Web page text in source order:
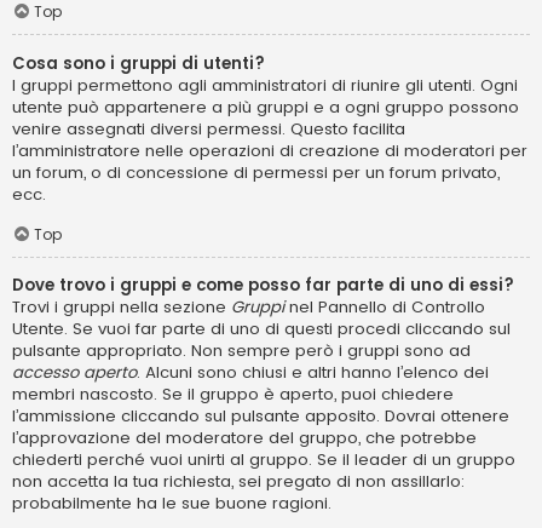
Top
Cosa sono i gruppi di utenti?
I gruppi permettono agli amministratori di riunire gli utenti. Ogni
utente può appartenere a più gruppi e a ogni gruppo possono
venire assegnati diversi permessi. Questo facilita
l’amministratore nelle operazioni di creazione di moderatori per
un forum, o di concessione di permessi per un forum privato,
ecc.
Top
Dove trovo i gruppi e come posso far parte di uno di essi?
Trovi i gruppi nella sezione Gruppinel Pannello di Controllo
Utente. Se vuoi far parte di uno di questi procedi cliccando sul
pulsante appropriato. Non sempre però i gruppi sono ad
accesso aperto. Alcuni sono chiusi e altri hanno l’elenco dei
membri nascosto. Se il gruppo è aperto, puoi chiedere
l’ammissione cliccando sul pulsante apposito. Dovrai ottenere
l’approvazione del moderatore del gruppo, che potrebbe
chiederti perché vuoi unirti al gruppo. Se il leader di un gruppo
non accetta la tua richiesta, sei pregato di non assillarlo:
probabilmente ha le sue buone ragioni.